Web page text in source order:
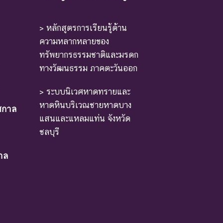
ล่งที่มีการกระจายพันธุ์อยู่ ถ้าปัจจัยต่าง ๆ ที่
สาเหตุให้ชนิดพันธุ์นั้นสูญพันธุ์
ลกระทบมาก
โดยอ้อม ชนิดพันธุ์กลุ่มนี้มีความจำเป็น ต่อการ
าล
ล
> หลักสูตรการเรียนรู้ด้าน
ความหลากหลายของ
ทรัพยากรธรรมชาติและมรดก
ทางวัฒนธรรม ภาคตะวันออก
> ระบบนิเวศหาดทรายและ
หาดหินบริเวณชายหาดบาง
แสนและแหลมแท่น จังหวัด
ชลบุรี